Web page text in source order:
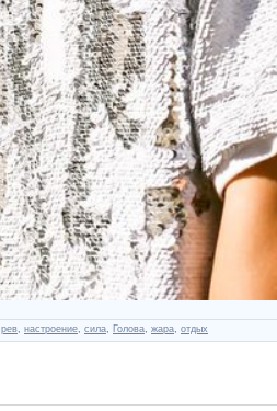
рев настроение сила Голова жара отдых